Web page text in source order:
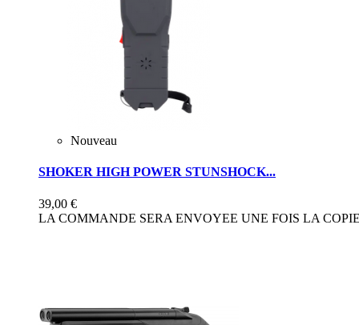
Nouveau
SHOKER HIGH POWER STUNSHOCK...
39,00 €
LA COMMANDE SERA ENVOYEE UNE FOIS LA